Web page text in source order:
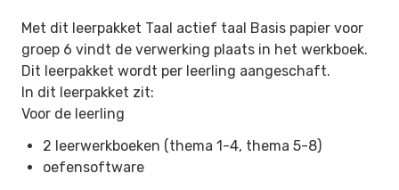
Met dit leerpakket Taal actief taal Basis papier voor
groep 6 vindt de verwerking plaats in het werkboek.
Dit leerpakket wordt per leerling aangeschaft.
In dit leerpakket zit:
Voor de leerling
2 leerwerkboeken (thema 1-4, thema 5-8)
oefensoftware